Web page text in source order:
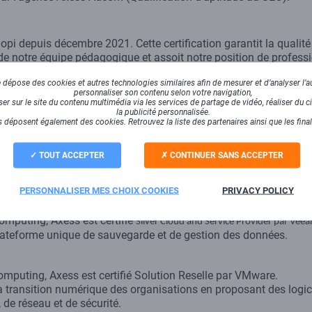
depuis décembre 2021. Cette certification garantit la
notre équipe pédagogique et assoit notre position de
SESAM-Vitale (2012), SCOR (2015), ADRi (2018)
Axess est certifié Gold Partner Network Security par
des infrastructures digitales, Stormshield propose
les attaques et protéger les infrastructures digitales.
Axess est certifiéSilver Cloud and Service Provider par
unique de sauvegarde et de gestion des données.
Axess est certifié Solution Reselle par VMware.
transition numérique des organisations en proposant des
réseau et de sécurité.
dépose des cookies et autres technologies similaires afin de mesurer et d’analyser
personnaliser son contenu selon votre navigation,
sur le site du contenu multimédia via les services de partage de vidéo, réaliser du
la publicité personnalisée.
déposent également des cookies. Retrouvez la liste des partenaires ainsi que les
TOUT ACCEPTER CONTINUER SANS ACCEPTER
PERSONNALISER MES CHOIX COOKIES PRIVACY POLICY